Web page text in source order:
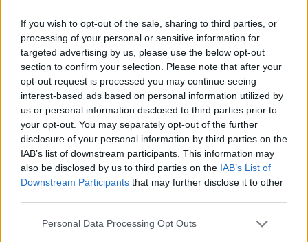
If you wish to opt-out of the sale, sharing to third parties, or
processing of your personal or sensitive information for
targeted advertising by us, please use the below opt-out
section to confirm your selection. Please note that after your
opt-out request is processed you may continue seeing
interest-based ads based on personal information utilized by
us or personal information disclosed to third parties prior to
your opt-out. You may separately opt-out of the further
disclosure of your personal information by third parties on the
IAB’s list of downstream participants. This information may
also be disclosed by us to third parties on the IAB’s List of
Downstream Participants that may further disclose it to other
Please note that this website/app uses one or more Google
Personal Data Processing Opt Outs
mejores platillos nacen de la improvisación y la
curiosidad!
Recuerda, cada gran chef comenzó como un
principiante. Así que disfruta de cada error y cada
éxito en tu camino culinario. Con el tiempo, verás
cómo tus habilidades florecen y cómo tus amigos y
familiares se maravillan con lo que cocinas. ¿Estás
listo para comenzar tu aventura en la cocina?